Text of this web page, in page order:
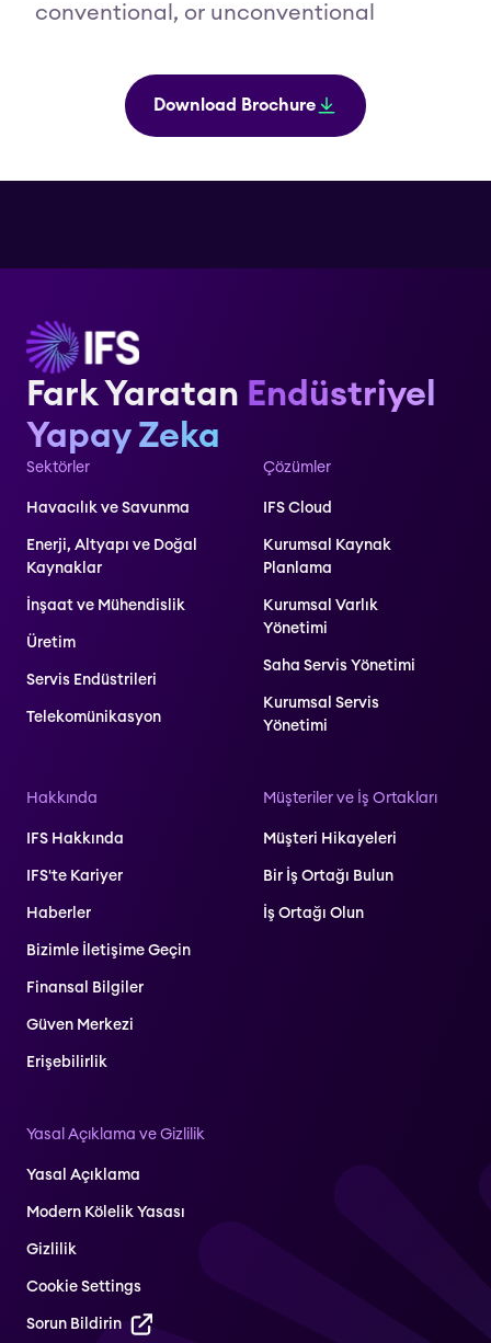
conventional, or unconventional
Download Brochure
Fark Yaratan Endüstriyel
Yapay Zeka
Sektörler
Havacılık ve Savunma
Enerji, Altyapı ve Doğal
Kaynaklar
İnşaat ve Mühendislik
Üretim
Servis Endüstrileri
Telekomünikasyon
Çözümler
IFS Cloud
Kurumsal Kaynak
Planlama
Kurumsal Varlık
Yönetimi
Saha Servis Yönetimi
Kurumsal Servis
Yönetimi
Hakkında
IFS Hakkında
IFS'te Kariyer
Haberler
Bizimle İletişime Geçin
Finansal Bilgiler
Güven Merkezi
Erişebilirlik
Müşteriler ve İş Ortakları
Müşteri Hikayeleri
Bir İş Ortağı Bulun
İş Ortağı Olun
Yasal Açıklama ve Gizlilik
Yasal Açıklama
Modern Kölelik Yasası
Gizlilik
Cookie Settings
Sorun Bildirin